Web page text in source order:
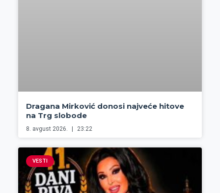
Dragana Mirković donosi najveće hitove
na Trg slobode
8. avgust 2026. 23:22
VESTI